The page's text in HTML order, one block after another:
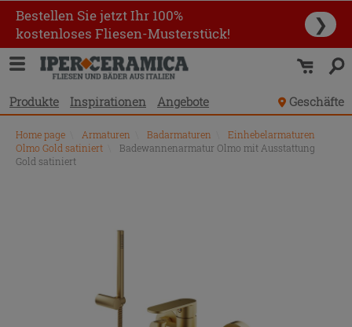
Bestellen Sie jetzt Ihr 100%
kostenloses Fliesen-Musterstück!
❯
Produkte Inspirationen Angebote Geschäfte
Home page Armaturen Badarmaturen
Einhebelarmaturen
Olmo Gold satiniert
Badewannenarmatur Olmo mit Ausstattung
Gold satiniert